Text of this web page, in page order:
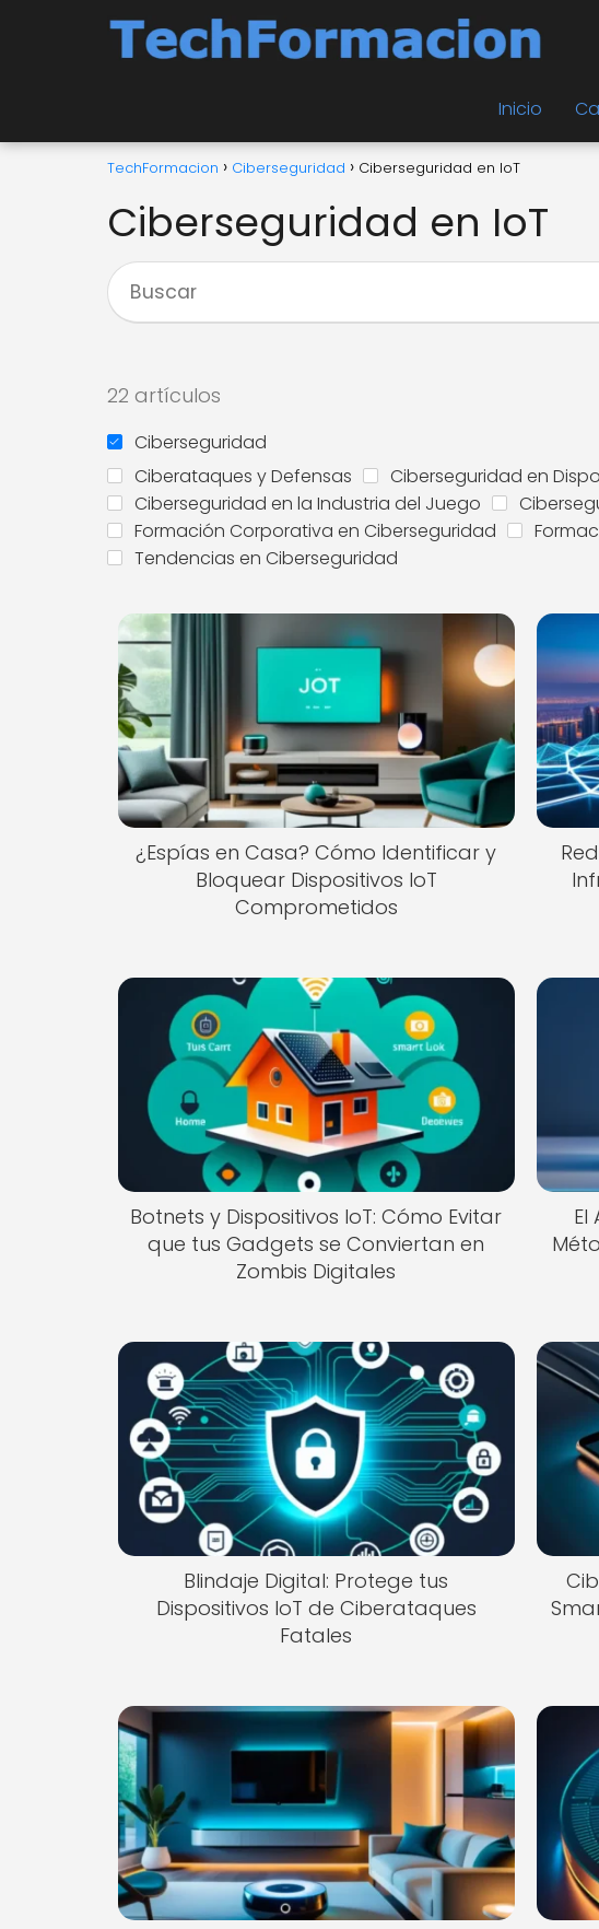
Inicio
TechFormacion Ciberseguridad Ciberseguridad en IoT
Ciberseguridad en IoT
22 artículos
Ciberseguridad
Ciberataques y Defensas
Ciberseguridad en
Ciberseguridad en la Industria del Juego
Formación Corporativa en Ciberseguridad
Tendencias en Ciberseguridad
¿Espías en Casa? Cómo Identificar y
Bloquear Dispositivos IoT
Comprometidos
Botnets y Dispositivos IoT: Cómo Evitar
que tus Gadgets se Conviertan en
Zombis Digitales
El
Blindaje Digital: Protege tus
Dispositivos IoT de Ciberataques
Fatales